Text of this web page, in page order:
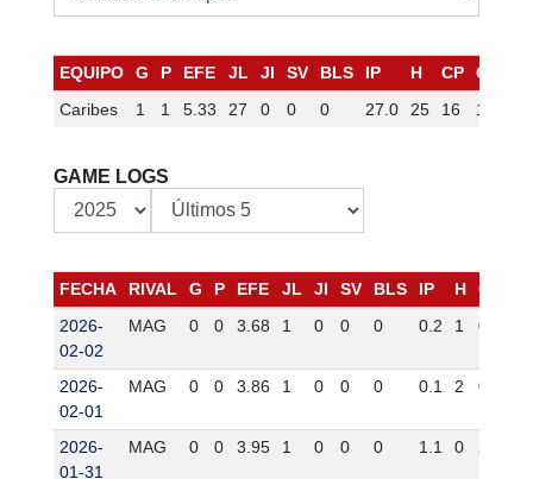
EQUIPO G P EFE JL JI SV BLS IP H CP CL
Caribes
1 1 5.33 27 0 0 0 27.0 25 16 16
GAME LOGS
FECHA RIVAL G P EFE JL JI SV BLS IP H CP
2026-
02-02
MAG 0 0 3.68 1 0 0 0 0.2 1 0
2026-
02-01
MAG 0 0 3.86 1 0 0 0 0.1 2 0
2026-
01-31
MAG 0 0 3.95 1 0 0 0 1.1 0 2